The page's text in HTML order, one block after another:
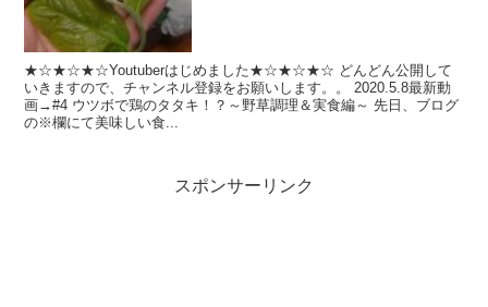
★☆★☆★☆Youtuberはじめました★☆★☆★☆ どんどん公開して
いきますので、チャンネル登録をお願いします。。 2020.5.8最新動
画→#4 ウツボで鶏のタタキ！？～野草調理＆実食編～ 先日、ブログ
の※欄にて美味しい食...
スポンサーリンク